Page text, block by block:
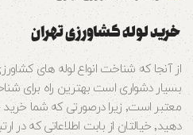
خرید لوله کشاورزی تهران
از آنجا که شناخت انواع لوله های
معتبر است٬ زیرا درصورتی که
دهید٬ خیالتان از بابت اطلاعاتی که